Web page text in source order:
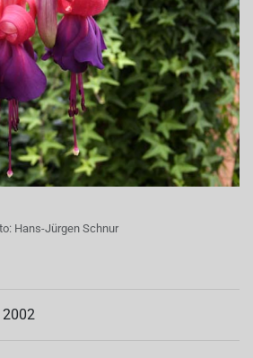
Hans-Jürgen Schnur
2002